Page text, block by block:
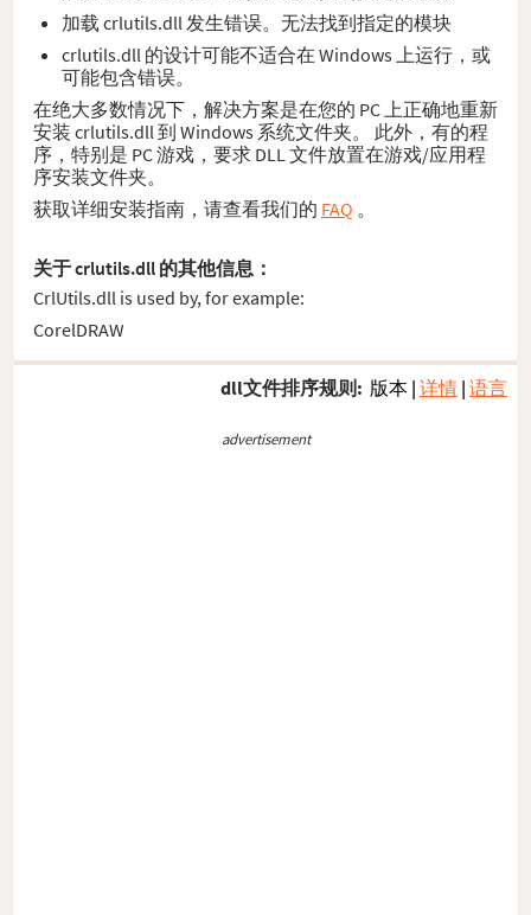
加载 crlutils.dll 发生错误。无法找到指定的模块
crlutils.dll 的设计可能不适合在 Windows 上运行，或
可能包含错误。
在绝大多数情况下，解决方案是在您的 PC 上正确地重新
安装 crlutils.dll 到 Windows 系统文件夹。 此外，有的程
序，特别是 PC 游戏，要求 DLL 文件放置在游戏/应用程
序安装文件夹。
获取详细安装指南，请查看我们的 FAQ 。
关于 crlutils.dll 的其他信息：
CrlUtils.dll is used by, for example:
CorelDRAW
dll文件排序规则: 版本 | 详情 | 语言
advertisement